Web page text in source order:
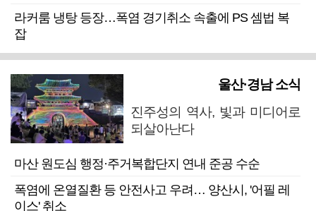
라커룸 냉탕 등장…폭염 경기취소 속출에 PS 셈법 복
잡
울산·경남 소식
진주성의 역사, 빛과 미디어로
되살아난다
마산 원도심 행정·주거복합단지 연내 준공 수순
폭염에 온열질환 등 안전사고 우려… 양산시, '어필 레
이스' 취소